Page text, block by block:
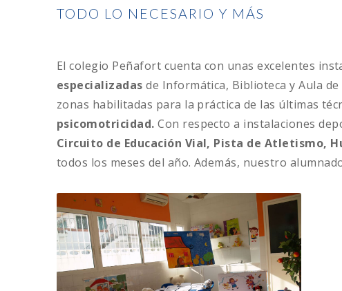
TODO LO NECESARIO Y MÁS
El colegio Peñafort cuenta con unas excelentes
especializadas de Informática, Biblioteca y Aula
zonas habilitadas para la práctica de las últimas
psicomotricidad. Con respecto a instalaciones
Circuito de Educación Vial, Pista de Atletismo,
todos los meses del año. Además, nuestro